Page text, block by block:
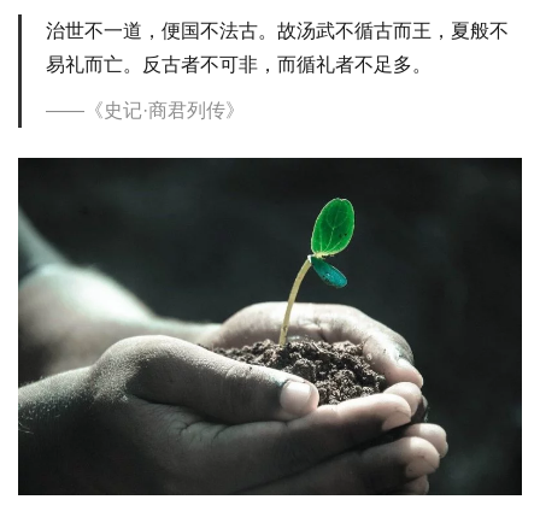
治世不一道，便国不法古。故汤武不循古而王，夏般不
易礼而亡。反古者不可非，而循礼者不足多。
《史记·商君列传》